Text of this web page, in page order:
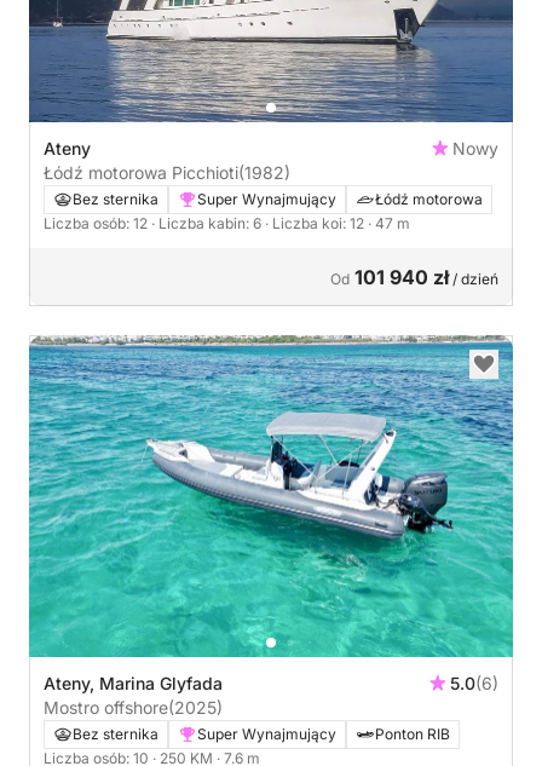
Ateny
Nowy
Łódź motorowa Picchioti(1982)
Bez sternika Super Wynajmujący
Łódź motorowa
Liczba osób: 12 · Liczba kabin: 6 · Liczba koi: 12 · 47 m
Od 101 940 zł/ dzień
Ateny, Marina Glyfada 5.0(6)
Mostro offshore(2025)
Bez sternika Super Wynajmujący
Ponton RIB
Liczba osób: 10 · 250 KM · 7.6 m